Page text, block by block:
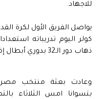
للاجهاد.
يواصل الفريق الأول لكرة
كولر اليوم تدريباته
ذهاب دور الـ32 بدوري أبطال إفريقيا.
وعادت بعثة منتخب مصر
بتسوانا امس الثلاثاء